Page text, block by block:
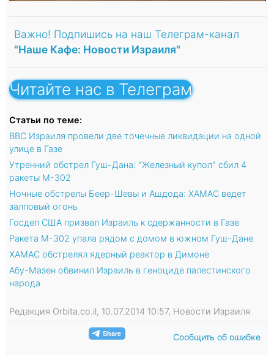
Важно! Подпишись на наш Телеграм-канал
"Наше Кафе: Новости Израиля"
Читайте нас в Телеграм
Статьи по теме:
ВВС Израиля провели две точечные ликвидации на одной
улице в Газе
Утренний обстрел Гуш-Дана: "Железный купол" сбил 4
ракеты М-302
Ночные обстрелы Беер-Шевы и Ашдода: ХАМАС ведет
залповый огонь
Госдеп США призвал Израиль к сдержанности в Газе
Ракета М-302 упала рядом с домом в южном Гуш-Дане
ХАМАС обстрелял ядерный реактор в Димоне
Абу-Мазен обвинил Израиль в геноциде палестинского
народа
Редакция Orbita.co.il, 10.07.2014 10:57, Новости Израиля
Сообщить об ошибке